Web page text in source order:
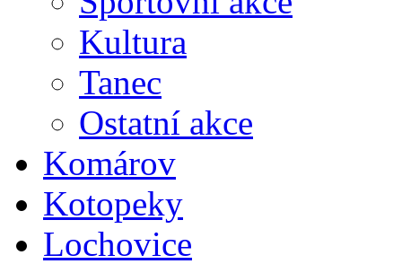
Kultura
Tanec
Ostatní akce
Komárov
Kotopeky
Lochovice